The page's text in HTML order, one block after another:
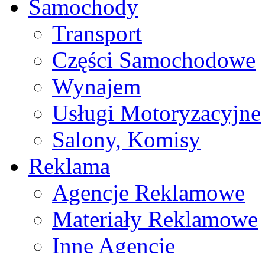
Samochody
Transport
Części Samochodowe
Wynajem
Usługi Motoryzacyjne
Salony, Komisy
Reklama
Agencje Reklamowe
Materiały Reklamowe
Inne Agencje